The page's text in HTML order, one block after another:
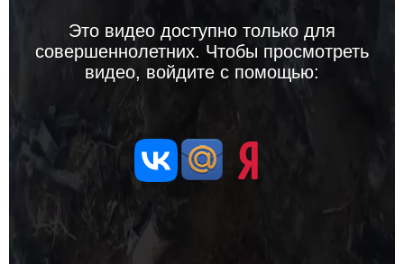
Это видео доступно только для
совершеннолетних. Чтобы просмотреть
видео, войдите с помощью: